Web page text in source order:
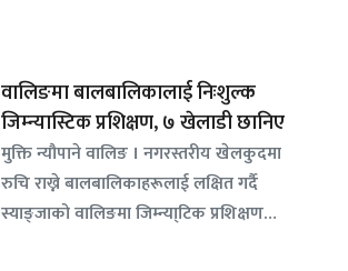
वालिङमा बालबालिकालाई निःशुल्क
जिम्न्यास्टिक प्रशिक्षण, ७ खेलाडी छानिए
​मुक्ति न्यौपाने वालिङ । नगरस्तरीय खेलकुदमा
रुचि राख्ने बालबालिकाहरूलाई लक्षित गर्दै
स्याङ्जाको वालिङमा जिम्न्या्टिक प्रशिक्षण…